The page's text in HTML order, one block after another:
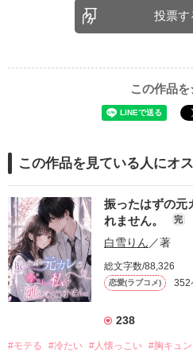
投票す
この作品
この作品を見ている人にオ
振ったはずの元
れません。
完
白雪りん ／著
総文字数/88,326
恋愛(ラブコメ) 352
238
#モテる #冷たい #人懐っこい #胸キュン